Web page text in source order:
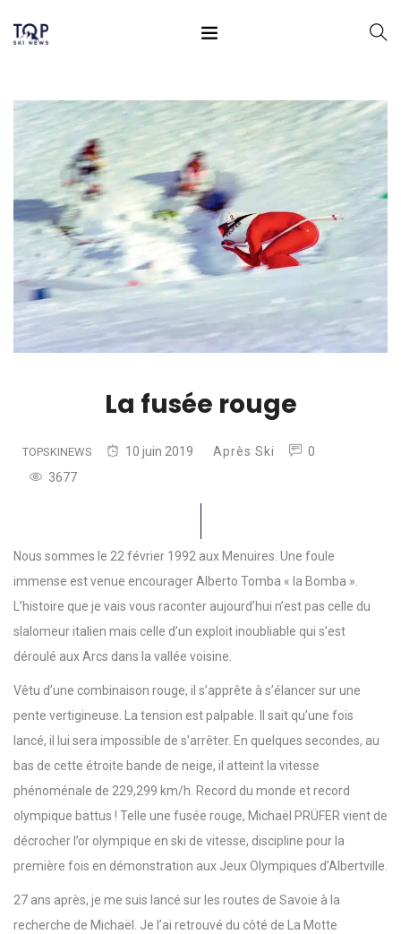
La fusée rouge
TOPSKINEWS 10 juin 2019 Après Ski
0
3677
Nous sommes le 22 février 1992 aux Menuires. Une foule
immense est venue encourager Alberto Tomba « la Bomba ».
L’histoire que je vais vous raconter aujourd’hui n’est pas celle du
slalomeur italien mais celle d’un exploit inoubliable qui s’est
déroulé aux Arcs dans la vallée voisine.
Vêtu d’une combinaison rouge, il s’apprête à s’élancer sur une
pente vertigineuse. La tension est palpable. Il sait qu’une fois
lancé, il lui sera impossible de s’arrêter. En quelques secondes, au
bas de cette étroite bande de neige, il atteint la vitesse
phénoménale de 229,299 km/h. Record du monde et record
olympique battus ! Telle une fusée rouge, Michaël PRÜFERvient de
décrocher l’or olympique en ski de vitesse, discipline pour la
première fois en démonstration aux Jeux Olympiques d’Albertville.
27 ans après, je me suis lancé sur les routes de Savoie à la
recherche de Michaël. Je l’ai retrouvé du côté de La Motte